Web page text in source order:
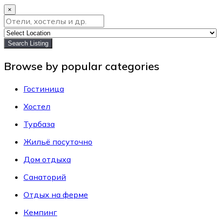
×
Search Listing
Browse by popular categories
Гостиница
Хостел
Турбаза
Жильё посуточно
Дом отдыха
Санаторий
Отдых на ферме
Кемпинг